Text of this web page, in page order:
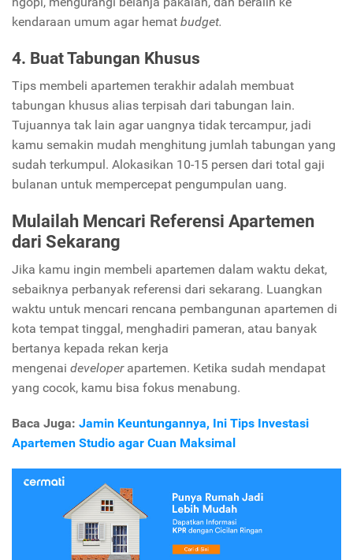
kendaraan umum agar hemat budget.
4. Buat Tabungan Khusus
Tips membeli apartemen terakhir adalah membuat
tabungan khusus alias terpisah dari tabungan lain.
Tujuannya tak lain agar uangnya tidak tercampur, jadi
kamu semakin mudah menghitung jumlah tabungan yang
sudah terkumpul. Alokasikan 10-15 persen dari total gaji
bulanan untuk mempercepat pengumpulan uang.
Mulailah Mencari Referensi Apartemen
dari Sekarang
Jika kamu ingin membeli apartemen dalam waktu dekat,
sebaiknya perbanyak referensi dari sekarang. Luangkan
waktu untuk mencari rencana pembangunan apartemen di
kota tempat tinggal, menghadiri pameran, atau banyak
bertanya kepada rekan kerja
mengenai developer apartemen. Ketika sudah mendapat
yang cocok, kamu bisa fokus menabung.
Baca Juga: Jamin Keuntungannya, Ini Tips Investasi
Apartemen Studio agar Cuan Maksimal